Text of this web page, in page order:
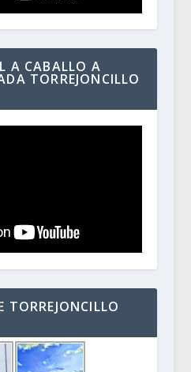
A CABALLO A
TORREJONCILLO
TORREJONCILLO